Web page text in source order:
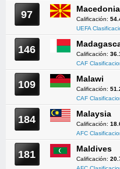
97 Macedonia
Calificación:
UEFA
146 Calificación:
CAF
109 Malawi
Calificación:
CAF
184 Malaysia
Calificación:
AFC
181 Maldives
Calificación: